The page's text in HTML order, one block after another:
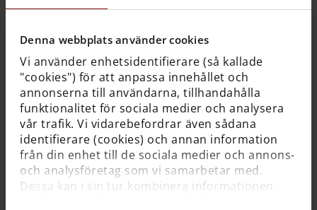
Denna webbplats använder cookies
Vi använder enhetsidentifierare (så kallade
"cookies") för att anpassa innehållet och
annonserna till användarna, tillhandahålla
funktionalitet för sociala medier och analysera
vår trafik. Vi vidarebefordrar även sådana
identifierare (cookies) och annan information
från din enhet till de sociala medier och annons-
och analysföretag som vi samarbetar med.
Dessa kan i sin tur kombinera informationen
bild
Det gamla kölstödet under Vasa
Anneli Karlsson, Vasamuseet/SMTM